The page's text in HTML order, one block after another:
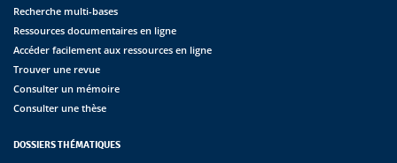
Recherche multi-bases
Ressources documentaires en ligne
Accéder facilement aux ressources en ligne
Trouver une revue
Consulter un mémoire
Consulter une thèse
DOSSIERS THÉMATIQUES